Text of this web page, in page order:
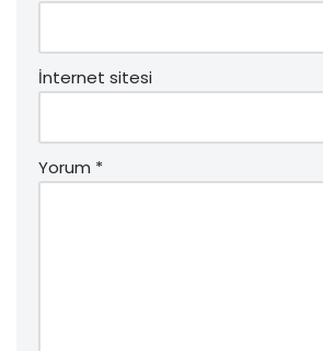
İnternet sitesi
Yorum *